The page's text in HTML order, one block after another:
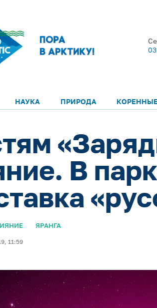
НАУКА ПРИРОДА
В
ЯРАНГА
11:59